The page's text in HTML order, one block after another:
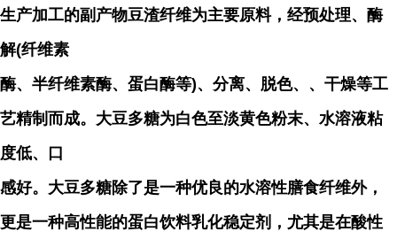
生产加工的副产物豆渣纤维为主要原料，经预处理、酶
解(纤维素
酶、半纤维素酶、蛋白酶等)、分离、脱色、、干燥等工
艺精制而成。大豆多糖为白色至淡黄色粉末、水溶液粘
度低、口
感好。大豆多糖除了是一种优良的水溶性膳食纤维外，
更是一种高性能的蛋白饮料乳化稳定剂，尤其是在酸性